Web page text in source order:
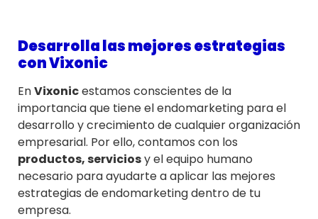
Desarrolla las mejores estrategias
con Vixonic
EnVixonicestamos conscientes de la
importancia que tiene el endomarketing para el
desarrollo y crecimiento de cualquier organización
empresarial. Por ello, contamos con los
productos, serviciosy el equipo humano
necesario para ayudarte a aplicar las mejores
estrategias de endomarketing dentro de tu
empresa.